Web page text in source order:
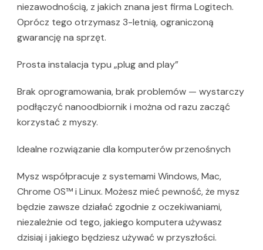
niezawodnością, z jakich znana jest firma Logitech.
Oprócz tego otrzymasz 3-letnią, ograniczoną
gwarancję na sprzęt.
Prosta instalacja typu „plug and play”
Brak oprogramowania, brak problemów — wystarczy
podłączyć nanoodbiornik i można od razu zacząć
korzystać z myszy.
Idealne rozwiązanie dla komputerów przenośnych
Mysz współpracuje z systemami Windows, Mac,
Chrome OS™ i Linux. Możesz mieć pewność, że mysz
będzie zawsze działać zgodnie z oczekiwaniami,
niezależnie od tego, jakiego komputera używasz
dzisiaj i jakiego będziesz używać w przyszłości.